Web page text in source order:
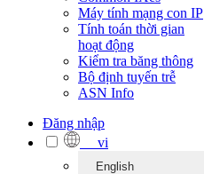
Máy tính mạng con IP
Tính toán thời gian
hoạt động
Kiểm tra băng thông
Bộ định tuyến trễ
ASN Info
Đăng nhập
vi
English